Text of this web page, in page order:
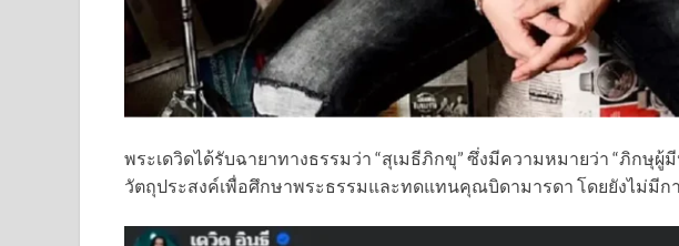
พระเดวิดได้รับฉายาทางธรรมว่า “สุเมธีภิกขุ” ซึ่งมีความหมายว่า “ภิกษุ
วัตถุประสงค์เพื่อศึกษาพระธรรมและทดแทนคุณบิดามารดา โดยยังไม่มีก